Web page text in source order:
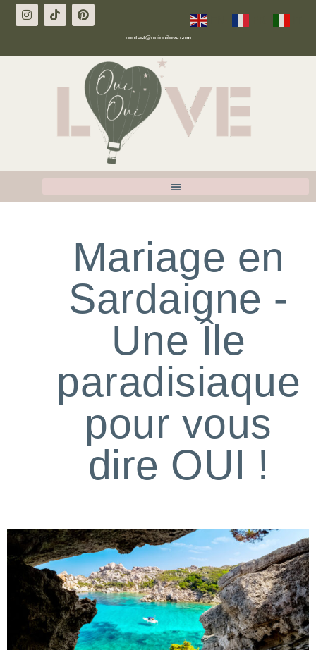
contact@ouiouilove.com
Mariage en
Sardaigne -
Une Île
paradisiaque
pour vous
dire OUI !